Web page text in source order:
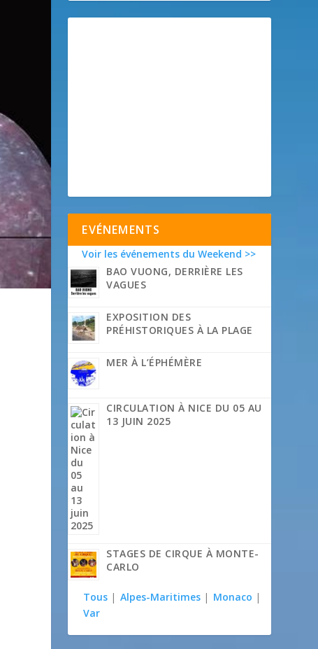
EVÉNEMENTS
Voir les événements du Weekend >>
BAO VUONG, DERRIÈRE LES
VAGUES
EXPOSITION DES
PRÉHISTORIQUES À LA PLAGE
MER À L’ÉPHÉMÈRE
CIRCULATION À NICE DU 05 AU
13 JUIN 2025
STAGES DE CIRQUE À MONTE-
CARLO
Tous | Alpes-Maritimes | Monaco |
Var